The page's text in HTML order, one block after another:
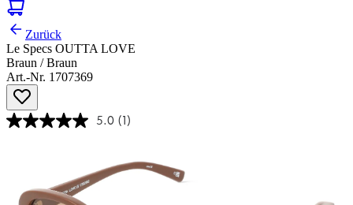
Zurück
Le Specs OUTTA LOVE
Braun / Braun
Art.-Nr. 1707369
5.0 (1)